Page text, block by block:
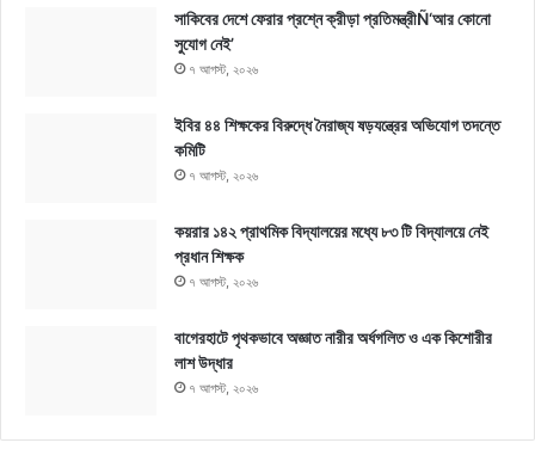
সাকিবের দেশে ফেরার প্রশ্নে ক্রীড়া প্রতিমন্ত্রীÑ‘আর কোনো
সুযোগ নেই’
৭ আগস্ট, ২০২৬
ইবির ৪৪ শিক্ষকের বিরুদ্ধে নৈরাজ্য ষড়যন্ত্রের অভিযোগ তদন্তে
কমিটি
৭ আগস্ট, ২০২৬
কয়রার ১৪২ প্রাথমিক বিদ্যালয়ের মধ্যে ৮৩ টি বিদ্যালয়ে নেই
প্রধান শিক্ষক
৭ আগস্ট, ২০২৬
বাগেরহাটে পৃথকভাবে অজ্ঞাত নারীর অর্ধগলিত ও এক কিশোরীর
লাশ উদ্ধার
৭ আগস্ট, ২০২৬